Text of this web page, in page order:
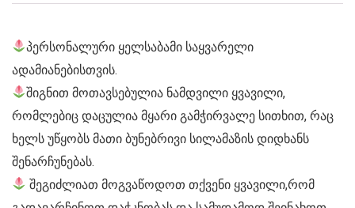
პერსონალური ყელსაბამი საყვარელი
ადამიანებისთვის.
შიგნით მოთავსებულია ნამდვილი ყვავილი,
რომლებიც დაცულია მყარი გამჭირვალე სითხით, რაც
ხელს უწყობს მათი ბუნებრივი სილამაზის დიდხანს
შენარჩუნებას.
შეგიძლიათ მოგვაწოდოთ თქვენი ყვავილი,რომ